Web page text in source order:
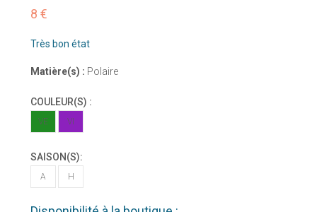
8 €
Très bon état
Matière(s) : Polaire
COULEUR(S) :
VE VI
SAISON(S):
A H